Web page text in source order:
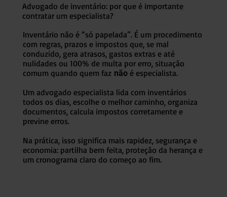
Advogado de inventário: por que é importante
contratar um especialista?
Inventário não é “só papelada”. É um procedimento
com regras, prazos e impostos que, se mal
conduzido, gera atrasos, gastos extras e até
nulidades ou 100% de multa por erro, situação
comum quando quem faz não é especialista.
Um advogado especialista lida com inventários
todos os dias, escolhe o melhor caminho, organiza
documentos, calcula impostos corretamente e
previne erros.
Na prática, isso significa mais rapidez, segurança e
economia: partilha bem feita, proteção da herança e
um cronograma claro do começo ao fim.